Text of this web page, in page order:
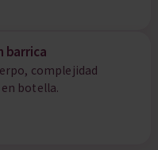
barrica
complejidad
botella.